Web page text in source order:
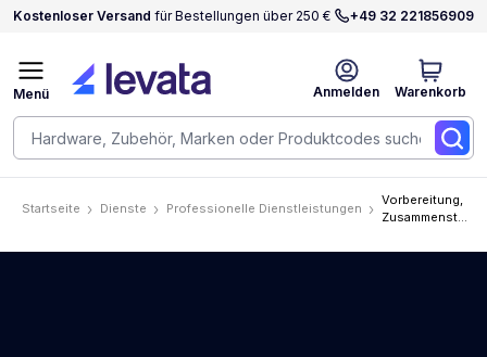
Kostenloser Versand für Bestellungen über 250 € +49 32 221856909
Anmelden Warenkorb
Menü
Startseite Dienste Professionelle Dienstleistungen
Vorbereitung,
Konfiguration